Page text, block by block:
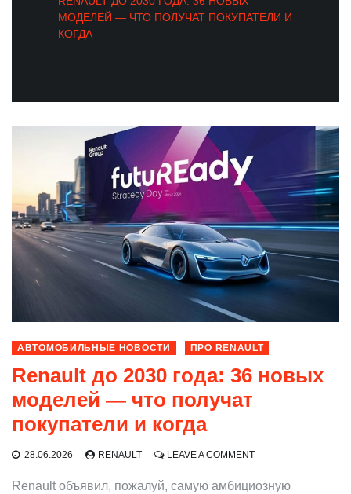
МОДЕЛЕЙ — ЧТО ПОЛУЧАТ ПОКУПАТЕЛИ И
КОГДА
АВТОМОБИЛЬНЫЕ НОВОСТИ ПРО RENAULT
Renault до 2030 года: 36 новых
моделей — что получат
покупатели и когда
28.06.2026 RENAULT LEAVE A COMMENTON
ДО
Renault объявил, пожалуй, самую амбициозную